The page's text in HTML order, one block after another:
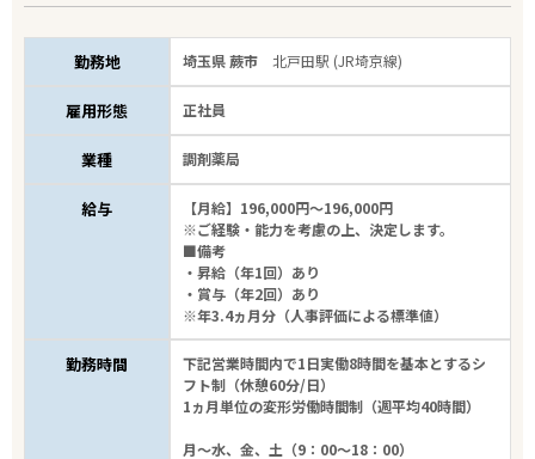
勤務地 埼玉県 蕨市 北戸田駅 (JR埼京線)
雇用形態 正社員
業種 調剤薬局
給与
【月給】196,000円～196,000円
※ご経験・能力を考慮の上、決定します。
■備考
・昇給（年1回）あり
・賞与（年2回）あり
※年3.4ヵ月分（人事評価による標準値）
勤務時間
下記営業時間内で1日実働8時間を基本とするシ
フト制（休憩60分/日）
1ヵ月単位の変形労働時間制（週平均40時間）
月～水、金、土（9：00～18：00）